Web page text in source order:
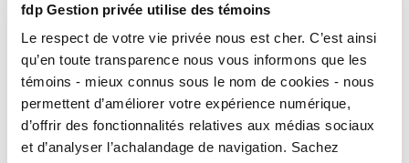
fdp Gestion privée utilise des témoins
Le respect de votre vie privée nous est cher. C’est ainsi
qu’en toute transparence nous vous informons que les
témoins - mieux connus sous le nom de cookies - nous
permettent d’améliorer votre expérience numérique,
d’offrir des fonctionnalités relatives aux médias sociaux
et d’analyser l’achalandage de navigation. Sachez
can be your best ally for realizing your projects.
Why make a budget?
A budget enables you to structure your spending in
the coming year, track your finances, and really see
where your money goes. It allows you to:
Compare your income and your expenditures